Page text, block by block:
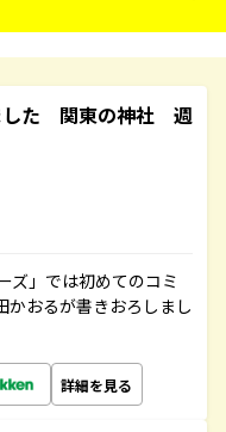
した 関東の神社 週
ズ」では初めてのコミ
かおるが書きおろしまし
詳細を見る